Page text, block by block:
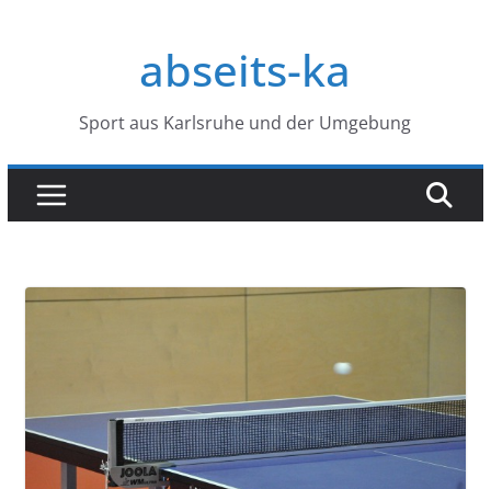
abseits-ka
Sport aus Karlsruhe und der Umgebung